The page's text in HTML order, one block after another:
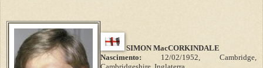
SIMON MacCORKINDALE
Nascimento: 12/02/1952, Cambridge,